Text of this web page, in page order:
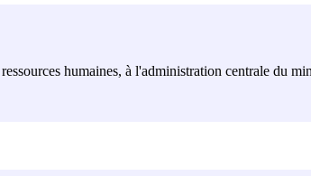
humaines, à l'administration centrale du